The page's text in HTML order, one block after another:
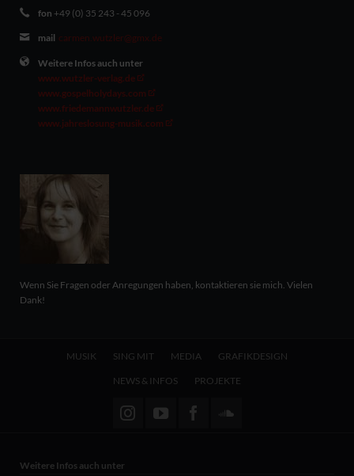
fon +49 (0) 35 243 - 45 096
mail carmen.wutzler@gmx.de
Weitere Infos auch unter
www.wutzler-verlag.de
www.gospelholydays.com
www.friedemannwutzler.de
www.jahreslosung-musik.com
Wenn Sie Fragen oder Anregungen haben, kontaktieren sie mich. Vielen
Dank!
MUSIK SING MIT MEDIA GRAFIKDESIGN
NEWS & INFOS PROJEKTE
Weitere Infos auch unter